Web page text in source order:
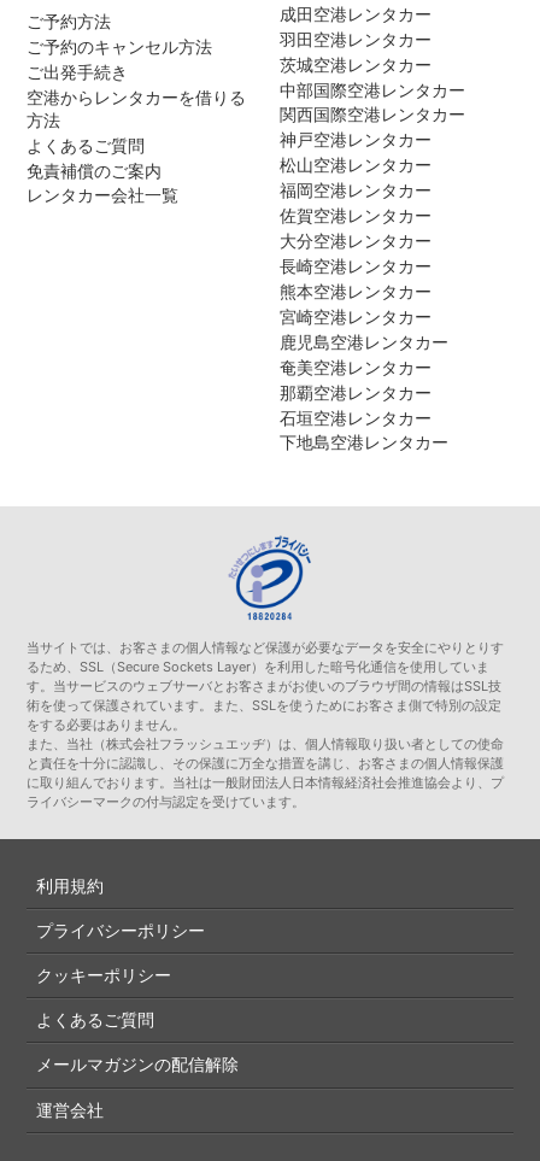
ご予約方法
ご予約のキャンセル方法
ご出発手続き
空港からレンタカーを借りる
方法
よくあるご質問
免責補償のご案内
レンタカー会社一覧
成田空港レンタカー
羽田空港レンタカー
茨城空港レンタカー
中部国際空港レンタカー
関西国際空港レンタカー
神戸空港レンタカー
松山空港レンタカー
福岡空港レンタカー
佐賀空港レンタカー
大分空港レンタカー
長崎空港レンタカー
熊本空港レンタカー
宮崎空港レンタカー
鹿児島空港レンタカー
奄美空港レンタカー
那覇空港レンタカー
石垣空港レンタカー
下地島空港レンタカー
当サイトでは、お客さまの個人情報など保護が必要なデータを安全にやりとりす
るため、SSL（Secure Sockets Layer）を利用した暗号化通信を使用していま
す。当サービスのウェブサーバとお客さまがお使いのブラウザ間の情報はSSL技
術を使って保護されています。また、SSLを使うためにお客さま側で特別の設定
をする必要はありません。
また、当社（株式会社フラッシュエッヂ）は、個人情報取り扱い者としての使命
と責任を十分に認識し、その保護に万全な措置を講じ、お客さまの個人情報保護
に取り組んでおります。当社は一般財団法人日本情報経済社会推進協会より、プ
ライバシーマークの付与認定を受けています。
利用規約
プライバシーポリシー
クッキーポリシー
よくあるご質問
メールマガジンの配信解除
運営会社